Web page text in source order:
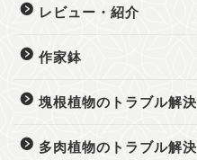
レビュー・紹介
作家鉢
塊根植物のトラブル解決
多肉植物のトラブル解決